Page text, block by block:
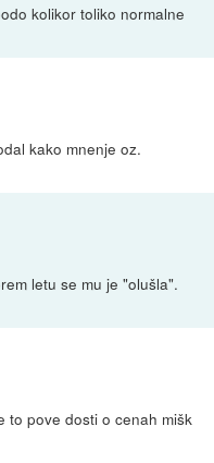
kolikor toliko normalne
kako mnenje oz.
letu se mu je "olušla".
to pove dosti o cenah mišk